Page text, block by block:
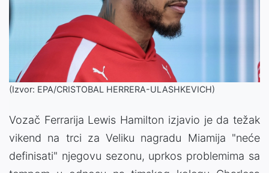
(Izvor: EPA/CRISTOBAL HERRERA-ULASHKEVICH)
Vozač Ferrarija Lewis Hamilton izjavio je da težak
vikend na trci za Veliku nagradu Miamija "neće
definisati" njegovu sezonu, uprkos problemima sa